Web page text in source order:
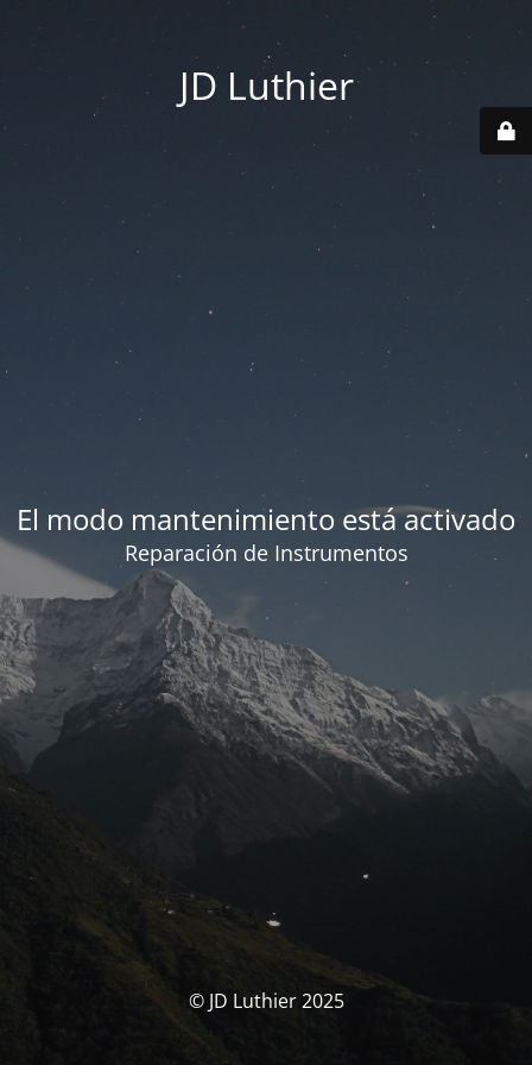
JD Luthier
El modo mantenimiento está activado
Reparación de Instrumentos
© JD Luthier 2025